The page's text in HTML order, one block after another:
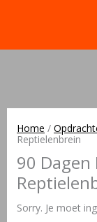
Home /
Reptielenbrein
90
Sorry. Je moet